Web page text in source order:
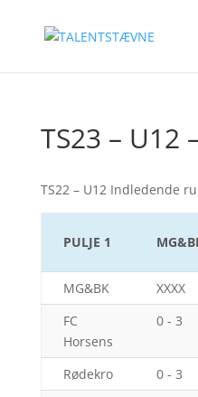
TS23 – U12
TS22 – U12 Indledende
PULJE 1
MG&BK XXXX
FC
Horsens
0 - 3
Rødekro 0 - 3